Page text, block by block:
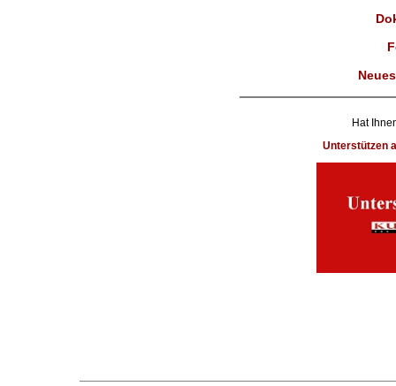
Hat
Unterstützen